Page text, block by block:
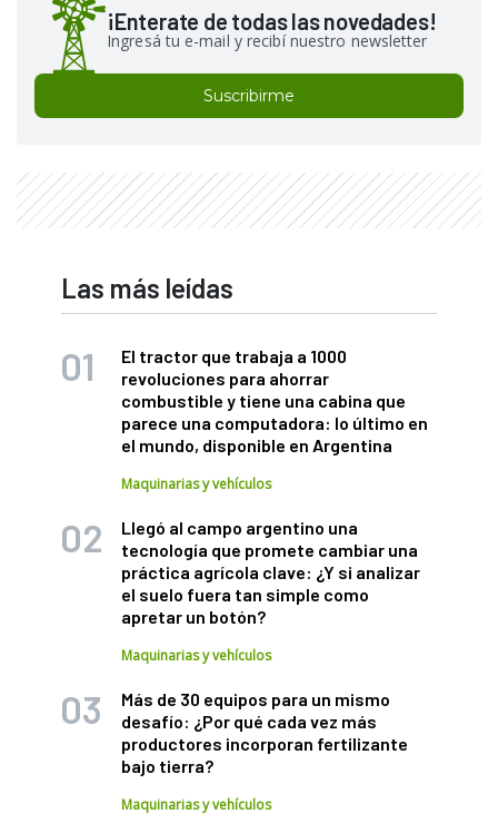
¡Enterate de todas las novedades!
Ingresá tu e-mail y recibí nuestro newsletter
Suscribirme
Las más leídas
El tractor que trabaja a 1000
revoluciones para ahorrar
combustible y tiene una cabina que
parece una computadora: lo último en
el mundo, disponible en Argentina
Maquinarias y vehículos
Llegó al campo argentino una
tecnología que promete cambiar una
práctica agrícola clave: ¿Y si analizar
el suelo fuera tan simple como
apretar un botón?
Maquinarias y vehículos
Más de 30 equipos para un mismo
desafío: ¿Por qué cada vez más
productores incorporan fertilizante
bajo tierra?
Maquinarias y vehículos